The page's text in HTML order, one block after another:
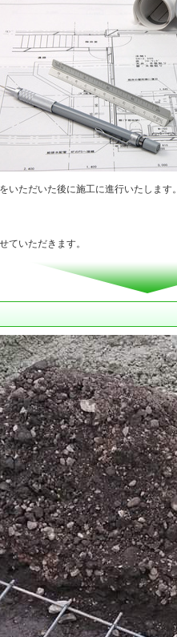
ただいた後に施工に進行いたします。
いただきます。